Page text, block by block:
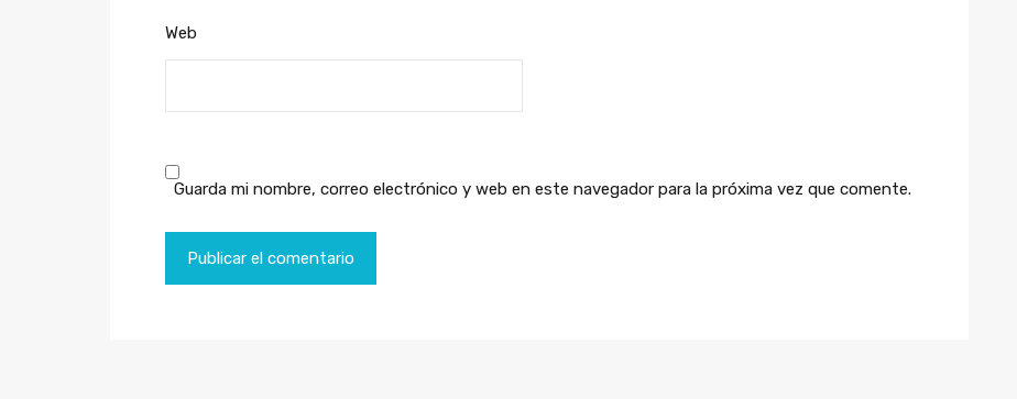
Web
Guarda mi nombre, correo electrónico y web en este navegador para la próxima vez que comente.